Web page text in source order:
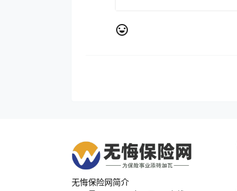
无悔保险网简介